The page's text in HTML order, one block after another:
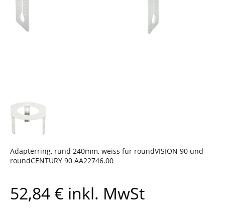
Adapterring, rund 240mm, weiss für roundVISION 90 und
roundCENTURY 90 AA22746.00
52,84 € inkl. MwSt